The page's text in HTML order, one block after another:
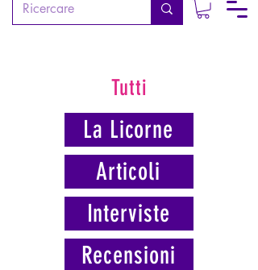
Tutti
La Licorne
Articoli
Interviste
Recensioni